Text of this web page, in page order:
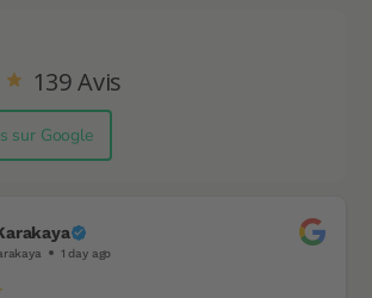
139Avis
sur Google
1 day ago